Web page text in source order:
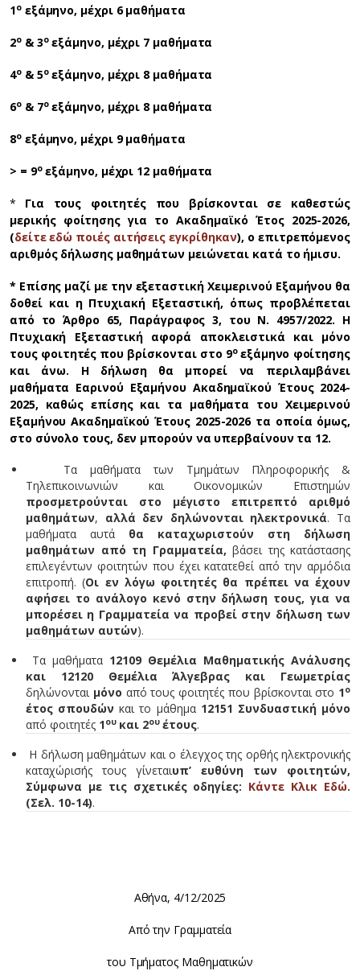
1οεξάμηνο, μέχρι 6 μαθήματα
2ο& 3οεξάμηνο, μέχρι 7 μαθήματα
4ο& 5οεξάμηνο, μέχρι 8 μαθήματα
6ο& 7οεξάμηνο, μέχρι 8 μαθήματα
8οεξάμηνο, μέχρι 9 μαθήματα
> = 9οεξάμηνο, μέχρι 12 μαθήματα
* Για τους φοιτητές που βρίσκονται σε καθεστώς
μερικής φοίτησης για το Ακαδημαϊκό Έτος 2025-2026,
(δείτε εδώ ποιές αιτήσεις εγκρίθηκαν), οεπιτρεπόμενος
αριθμός δήλωσης μαθημάτων μειώνεται κατά το ήμισυ.
* Επίσης μαζί με την εξεταστική Χειμερινού Εξαμήνου θα
δοθεί και η Πτυχιακή Εξεταστική, όπως προβλέπεται
από το Άρθρο 65, Παράγραφος 3, του Ν. 4957/2022. Η
Πτυχιακή Εξεταστική αφορά αποκλειστικά και μόνο
τους φοιτητές που βρίσκονται στο 9ο εξάμηνο φοίτησης
και άνω. Η δήλωση θα μπορεί να περιλαμβάνει
μαθήματα Εαρινού Εξαμήνου Ακαδημαϊκού Έτους 2024-
2025, καθώς επίσης και τα μαθήματα του Χειμερινού
Εξαμήνου Ακαδημαϊκού Έτους 2025-2026 τα οποία όμως,
στο σύνολο τους, δεν μπορούν να υπερβαίνουν τα 12.
Τα μαθήματα των Τμημάτων Πληροφορικής &
Τηλεπικοινωνιών και Οικονομικών Επιστημών
προσμετρούνται στο μέγιστο επιτρεπτό αριθμό
μαθημάτων, αλλά δεν δηλώνονται ηλεκτρονικά. Τα
μαθήματα αυτά θα καταχωριστούν στη δήλωση
μαθημάτων από τη Γραμματεία, βάσει της κατάστασης
επιλεγέντων φοιτητών που έχει κατατεθεί από την αρμόδια
επιτροπή. (Οι εν λόγω φοιτητές θα πρέπει να έχουν
αφήσει το ανάλογο κενό στην δήλωση τους, για να
μπορέσει η Γραμματεία να προβεί στην δήλωση των
μαθημάτων αυτών).
Τα μαθήματα 12109 Θεμέλια Μαθηματικής Ανάλυσης
και 12120 Θεμέλια Άλγεβρας και Γεωμετρίας
δηλώνονται μόνο από τους φοιτητές που βρίσκονται στο 1ο
έτος σπουδών και το μάθημα 12151 Συνδυαστική μόνο
από φοιτητές 1ου και 2ου έτους.
Η δήλωση μαθημάτων και ο έλεγχος της ορθής ηλεκτρονικής
καταχώρισής τους γίνεταιυπ’ ευθύνη των φοιτητών,
Σύμφωνα με τις σχετικές οδηγίες: Κάντε Κλικ Εδώ.
(Σελ. 10-14).
Αθήνα, 4/12/2025
Από την Γραμματεία
του Τμήματος Μαθηματικών